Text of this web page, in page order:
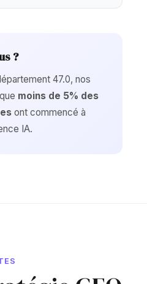
?
47.0, nos
moins de 5% des
ont commencé à
IA.